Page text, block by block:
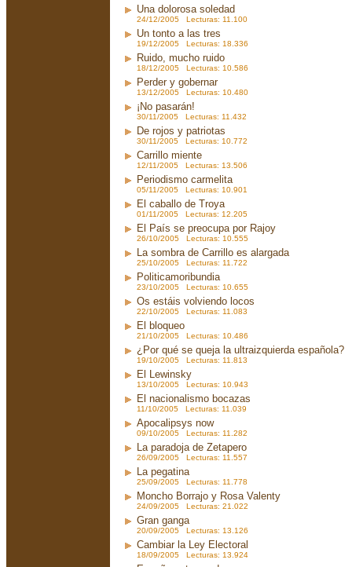
Una dolorosa soledad
24/12/2005 Lecturas: 11.100
Un tonto a las tres
19/12/2005 Lecturas: 18.336
Ruido, mucho ruido
18/12/2005 Lecturas: 10.586
Perder y gobernar
13/12/2005 Lecturas: 10.480
¡No pasarán!
30/11/2005 Lecturas: 11.432
De rojos y patriotas
30/11/2005 Lecturas: 10.772
Carrillo miente
12/11/2005 Lecturas: 13.506
Periodismo carmelita
05/11/2005 Lecturas: 10.901
El caballo de Troya
01/11/2005 Lecturas: 12.205
El País se preocupa por Rajoy
26/10/2005 Lecturas: 10.555
La sombra de Carrillo es alargada
25/10/2005 Lecturas: 11.722
Politicamoribundia
23/10/2005 Lecturas: 10.655
Os estáis volviendo locos
22/10/2005 Lecturas: 11.083
El bloqueo
21/10/2005 Lecturas: 10.486
¿Por qué se queja la ultraizquierda española?
19/10/2005 Lecturas: 11.813
El Lewinsky
13/10/2005 Lecturas: 10.943
El nacionalismo bocazas
11/10/2005 Lecturas: 11.039
Apocalipsys now
09/10/2005 Lecturas: 11.282
La paradoja de Zetapero
26/09/2005 Lecturas: 11.557
La pegatina
25/09/2005 Lecturas: 11.778
Moncho Borrajo y Rosa Valenty
24/09/2005 Lecturas: 21.022
Gran ganga
20/09/2005 Lecturas: 13.126
Cambiar la Ley Electoral
18/09/2005 Lecturas: 13.924